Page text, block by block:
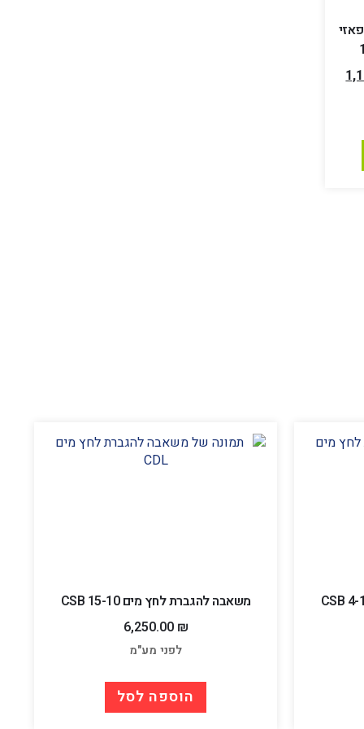
משאבה להגברת לחץ מים CSB 15-10
6,250.00 ₪
לפני מע"מ
הוספה לסל